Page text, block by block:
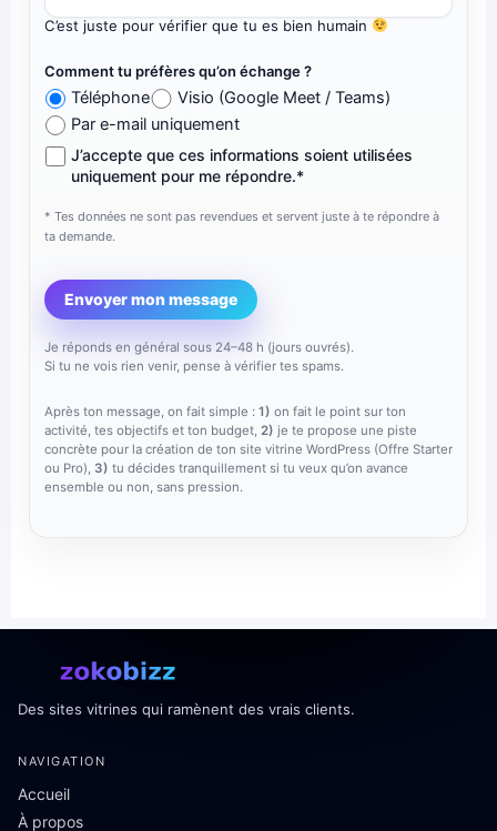
C’est juste pour vérifier que tu es bien humain
Comment tu préfères qu’on échange ?
Téléphone
Visio (Google Meet / Teams)
Par e-mail uniquement
J’accepte que ces informations soient utilisées
uniquement pour me répondre.*
* Tes données ne sont pas revendues et servent juste à te répondre à
ta demande.
Je réponds en général sous 24–48 h (jours ouvrés).
Si tu ne vois rien venir, pense à vérifier tes spams.
Après ton message, on fait simple : 1) on fait le point sur ton
activité, tes objectifs et ton budget, 2) je te propose une piste
concrète pour la création de ton site vitrine WordPress (Offre Starter
ou Pro), 3) tu décides tranquillement si tu veux qu’on avance
ensemble ou non, sans pression.
Des sites vitrines qui ramènent des vrais clients.
NAVIGATION
Accueil
À propos